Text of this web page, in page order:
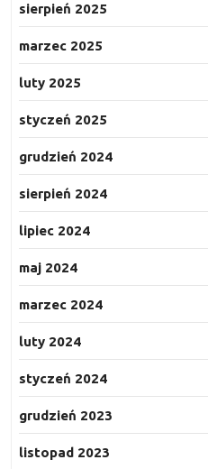
sierpień 2025
marzec 2025
luty 2025
styczeń 2025
grudzień 2024
sierpień 2024
lipiec 2024
maj 2024
marzec 2024
luty 2024
styczeń 2024
grudzień 2023
listopad 2023